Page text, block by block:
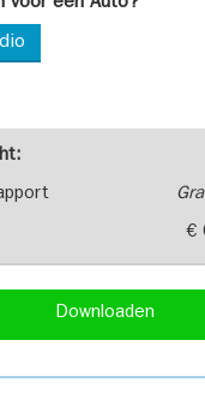
€
Downloaden